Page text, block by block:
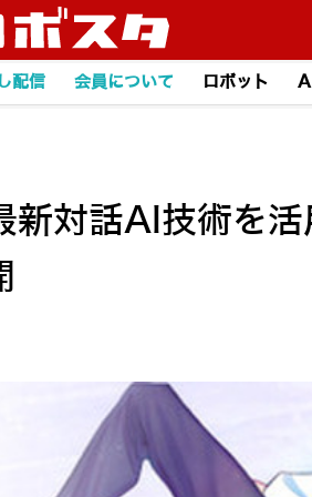
配信 会員について ロボット
対話AI技術を